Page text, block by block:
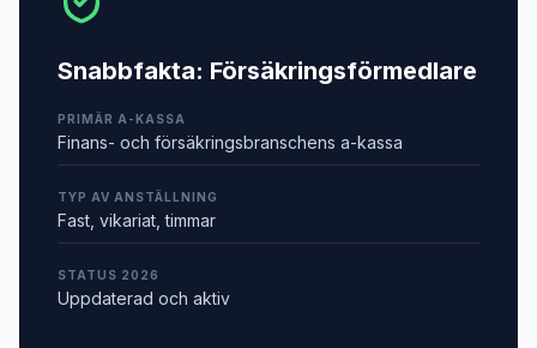
Snabbfakta: Försäkringsförmedlare
PRIMÄR A-KASSA
Finans- och försäkringsbranschens a-kassa
TYP AV ANSTÄLLNING
Fast, vikariat, timmar
STATUS 2026
Uppdaterad och aktiv